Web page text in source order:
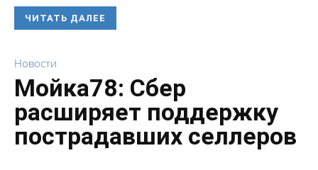
ЧИТАТЬ ДАЛЕЕ
Новости
Мойка78: Сбер
расширяет поддержку
пострадавших селлеров